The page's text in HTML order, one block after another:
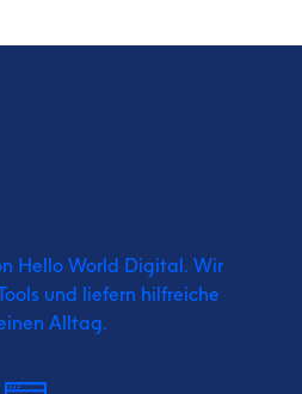
Hello World Digital. Wir
und liefern hilfreiche
Alltag.